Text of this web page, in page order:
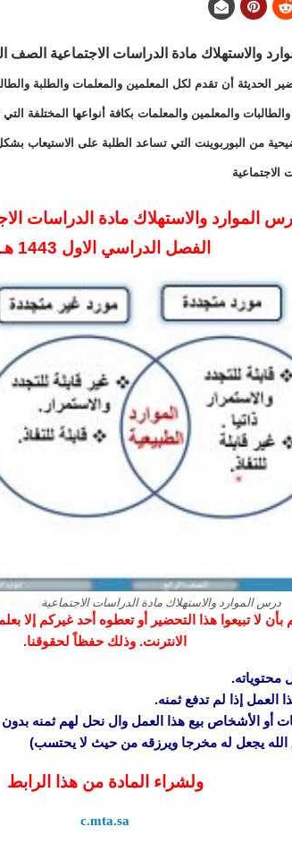
والاستهلاك مادة الدراسات الاجتماعية الصف
الحديثة أن تقدم لكل المعلمين والمعلمات والطلبة
والطالبات والمعلمين والمعلمات بكافة أنواعها
من البوربوينت التي تساعد الطلبة على الاستيعاب
الاجتماعية
الموارد والاستهلاك مادة الدراسات
الفصل الدراسي الاول 1443 هـ
درس الموارد والاستهلاك مادة الدراسات الاجتماعية
بأن لا تبيعوا هذا التحضير أو تعطوه أحد غيركم إلا
الانترنت. وذلك حفظاً لحقوقنا.
محتوياته.
العمل إذا لم تدفع ثمنه.
أو الأشخاص بيع هذا العمل وال نحل لهم ثمنه بدون
الله يجعل له مخرجا ويرزقه من حيث لا يحتسب)
ولشراء المادة من هذا الرابط
c.mta.sa